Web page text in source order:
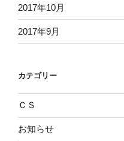
2017年10月
2017年9月
カテゴリー
ＣＳ
お知らせ